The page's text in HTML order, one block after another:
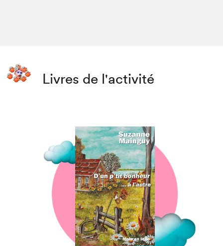
Livres de l'activité